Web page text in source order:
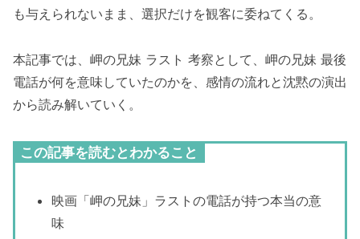
も与えられないまま、選択だけを観客に委ねてくる。
本記事では、岬の兄妹 ラスト 考察として、岬の兄妹 最後
電話が何を意味していたのかを、感情の流れと沈黙の演出
から読み解いていく。
この記事を読むとわかること
映画「岬の兄妹」ラストの電話が持つ本当の意
味